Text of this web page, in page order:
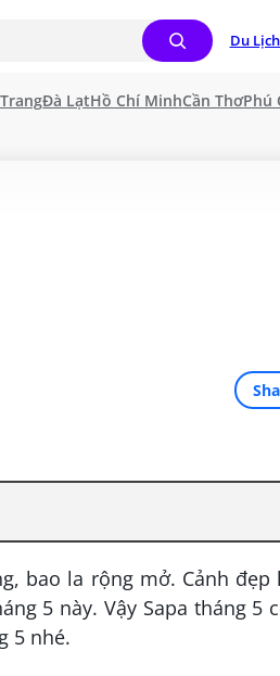
Du Lịch
Đà LạtHồ Chí MinhCần ThơPhú
bao la rộng mở. Cảnh đẹp
5 này. Vậy Sapa tháng 5
5 nhé.